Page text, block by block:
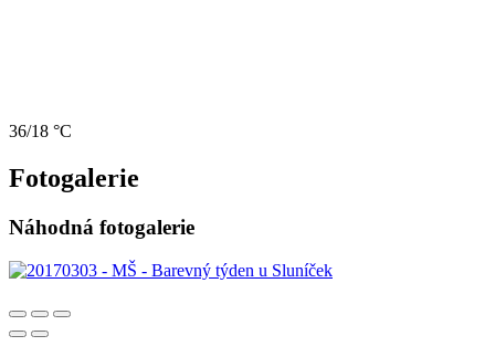
36/18 °C
Fotogalerie
Náhodná fotogalerie